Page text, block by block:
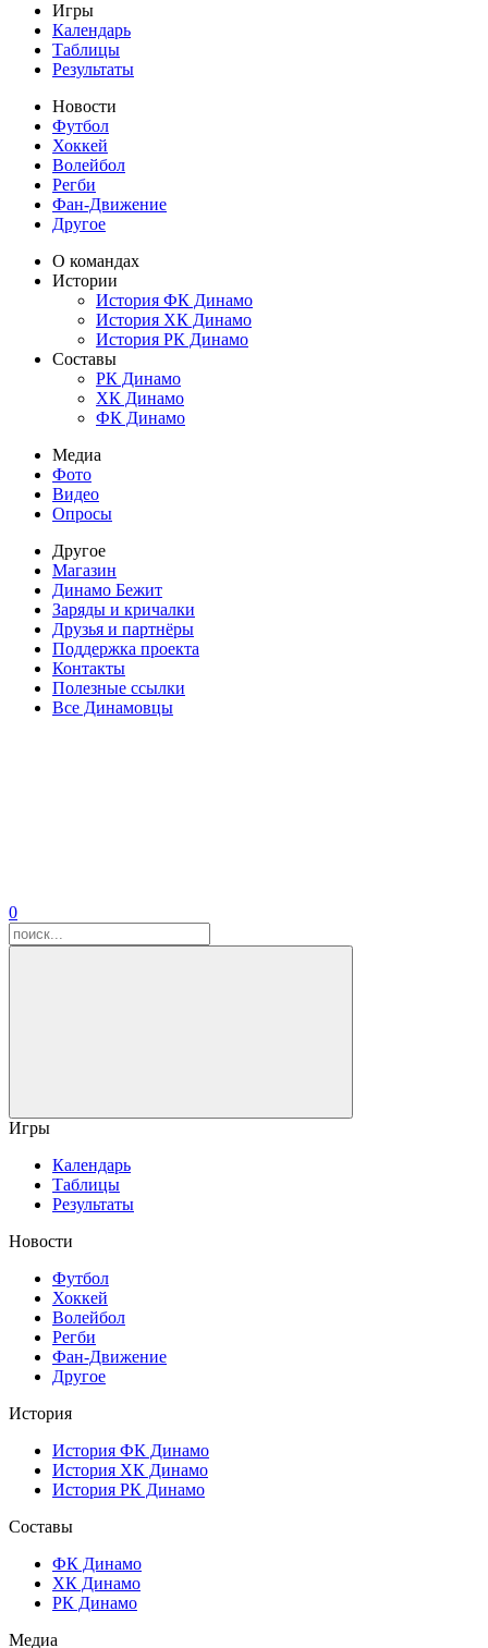
Игры
Календарь
Таблицы
Результаты
Новости
Футбол
Хоккей
Волейбол
Регби
Фан-Движение
Другое
О командах
Истории
История ФК Динамо
История ХК Динамо
История РК Динамо
Составы
РК Динамо
ХК Динамо
ФК Динамо
Медиа
Фото
Видео
Опросы
Другое
Магазин
Динамо Бежит
Заряды и кричалки
Друзья и партнёры
Поддержка проекта
Контакты
Полезные ссылки
Все Динамовцы
0
Игры
Календарь
Таблицы
Результаты
Новости
Футбол
Хоккей
Волейбол
Регби
Фан-Движение
Другое
История
История ФК Динамо
История ХК Динамо
История РК Динамо
Составы
ФК Динамо
ХК Динамо
РК Динамо
Медиа